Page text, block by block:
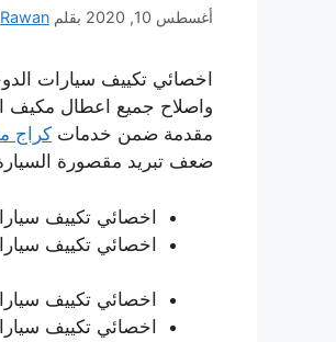
أغسطس 10, 2020 بقلم Rawan
اخصائي تكييف سيارات
واصلاح جميع اعطال مكيف
مقدمة ضمن خدمات كراج
ضعف تبريد مقصورة
اخصائي تكييف
اخصائي تكييف
اخصائي تكييف
اخصائي تكييف